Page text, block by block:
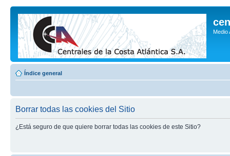
Medio
Índice general
Borrar todas las cookies del Sitio
¿Está seguro de que quiere borrar todas las cookies de este Sitio?